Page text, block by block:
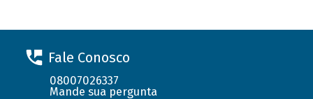
Fale Conosco
08007026337
Mande sua pergunta